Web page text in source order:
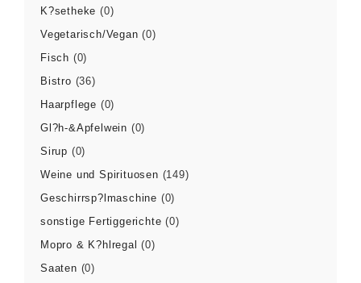
K?setheke (0)
Vegetarisch/Vegan (0)
Fisch (0)
Bistro (36)
Haarpflege (0)
Gl?h-&Apfelwein (0)
Sirup (0)
Weine und Spirituosen (149)
Geschirrsp?lmaschine (0)
sonstige Fertiggerichte (0)
Mopro & K?hlregal (0)
Saaten (0)